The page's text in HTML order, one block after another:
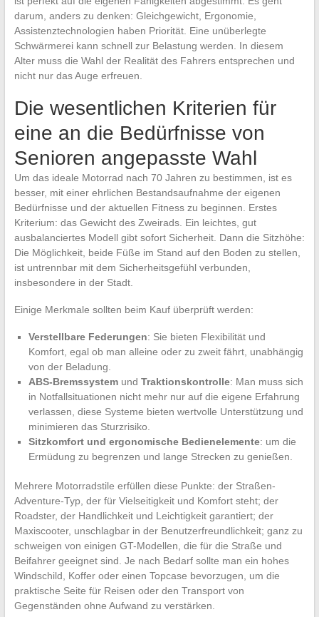
darum, anders zu denken: Gleichgewicht, Ergonomie,
Assistenztechnologien haben Priorität. Eine unüberlegte
Schwärmerei kann schnell zur Belastung werden. In diesem
Alter muss die Wahl der Realität des Fahrers entsprechen und
nicht nur das Auge erfreuen.
Die wesentlichen Kriterien für
eine an die Bedürfnisse von
Senioren angepasste Wahl
Um das ideale Motorrad nach 70 Jahren zu bestimmen, ist es
besser, mit einer ehrlichen Bestandsaufnahme der eigenen
Bedürfnisse und der aktuellen Fitness zu beginnen. Erstes
Kriterium: das Gewicht des Zweirads. Ein leichtes, gut
ausbalanciertes Modell gibt sofort Sicherheit. Dann die Sitzhöhe:
Die Möglichkeit, beide Füße im Stand auf den Boden zu stellen,
ist untrennbar mit dem Sicherheitsgefühl verbunden,
insbesondere in der Stadt.
Einige Merkmale sollten beim Kauf überprüft werden:
Verstellbare Federungen: Sie bieten Flexibilität und
Komfort, egal ob man alleine oder zu zweit fährt, unabhängig
von der Beladung.
ABS-Bremssystemund Traktionskontrolle: Man muss sich
in Notfallsituationen nicht mehr nur auf die eigene Erfahrung
verlassen, diese Systeme bieten wertvolle Unterstützung und
minimieren das Sturzrisiko.
Sitzkomfort und ergonomische Bedienelemente: um die
Ermüdung zu begrenzen und lange Strecken zu genießen.
Mehrere Motorradstile erfüllen diese Punkte: der Straßen-
Adventure-Typ, der für Vielseitigkeit und Komfort steht; der
Roadster, der Handlichkeit und Leichtigkeit garantiert; der
Maxiscooter, unschlagbar in der Benutzerfreundlichkeit; ganz zu
schweigen von einigen GT-Modellen, die für die Straße und
Beifahrer geeignet sind. Je nach Bedarf sollte man ein hohes
Windschild, Koffer oder einen Topcase bevorzugen, um die
praktische Seite für Reisen oder den Transport von
Gegenständen ohne Aufwand zu verstärken.